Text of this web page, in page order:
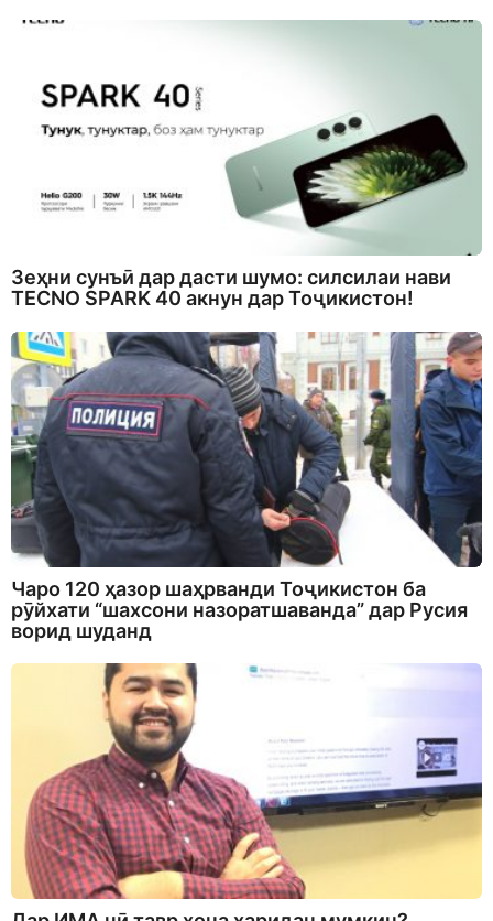
Зеҳни сунъӣ дар дасти шумо: силсилаи нави
TECNO SPARK 40 акнун дар Тоҷикистон!
Чаро 120 ҳазор шаҳрванди Тоҷикистон ба
рӯйхати “шахсони назоратшаванда” дар Русия
ворид шуданд